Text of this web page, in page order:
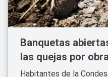
Banquetas
las quejas por
Habitantes de la